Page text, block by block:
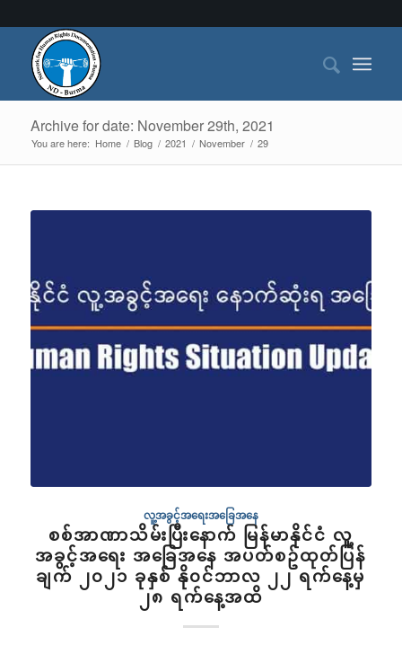
Archive for date: November 29th, 2021
You are here: Home / Blog / 2021 / November / 29
လူ့အခွင့်အရေးအခြေအနေ
စစ်အာဏာသိမ်းပြီးနောက် မြန်မာနိုင်ငံ လူ့
အခွင့်အရေး အခြေအနေ အပတ်စဥ်ထုတ်ပြန်
ချက် ၂၀၂၁ ခုနှစ် နို၀င်ဘာလ ၂၂ ရက်နေ့မှ
၂၈ ရက်နေ့အထိ